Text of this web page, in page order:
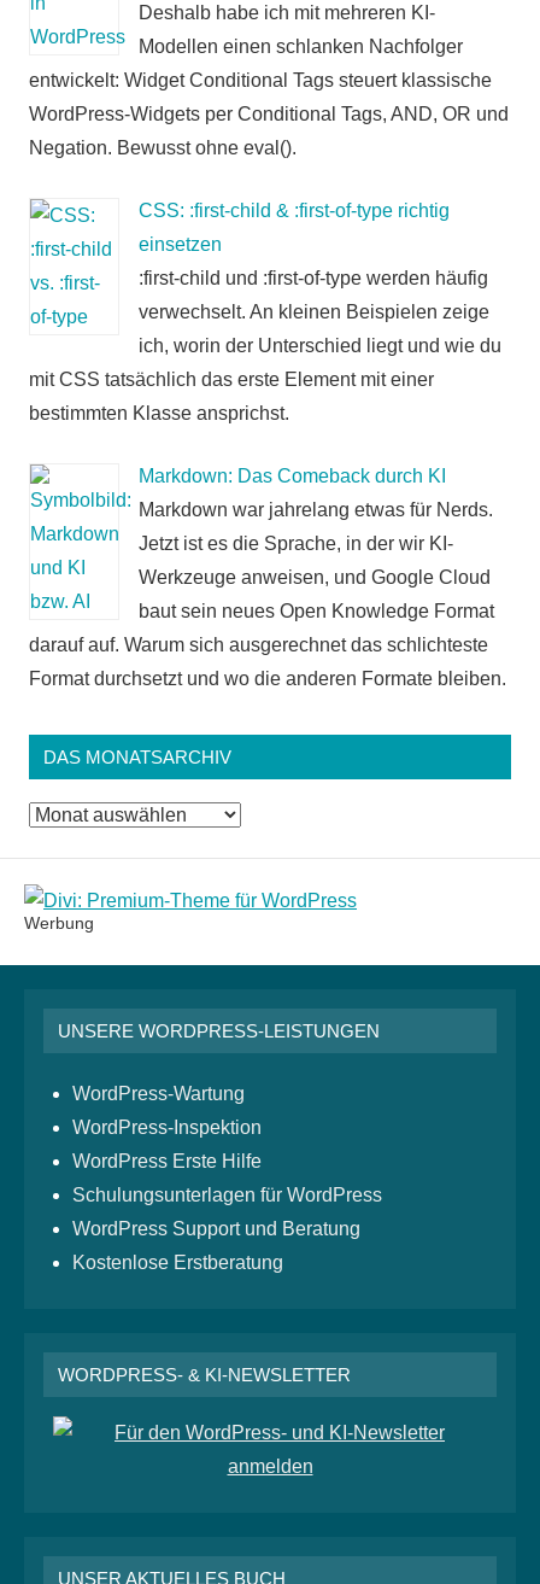
Deshalb habe ich mit mehreren KI-
Modellen einen schlanken Nachfolger
entwickelt: Widget Conditional Tags steuert klassische
WordPress-Widgets per Conditional Tags, AND, OR und
Negation. Bewusst ohne eval().
CSS: :first-child & :first-of-type richtig
einsetzen
:first-child und :first-of-type werden häufig
verwechselt. An kleinen Beispielen zeige
ich, worin der Unterschied liegt und wie du
mit CSS tatsächlich das erste Element mit einer
bestimmten Klasse ansprichst.
Markdown: Das Comeback durch KI
Markdown war jahrelang etwas für Nerds.
Jetzt ist es die Sprache, in der wir KI-
Werkzeuge anweisen, und Google Cloud
baut sein neues Open Knowledge Format
darauf auf. Warum sich ausgerechnet das schlichteste
Format durchsetzt und wo die anderen Formate bleiben.
DAS MONATSARCHIV
Das
Werbung
UNSERE WORDPRESS-LEISTUNGEN
WordPress-Wartung
WordPress-Inspektion
WordPress Erste Hilfe
Schulungsunterlagen für WordPress
WordPress Support und Beratung
Kostenlose Erstberatung
WORDPRESS- & KI-NEWSLETTER
UNSER AKTUELLES BUCH